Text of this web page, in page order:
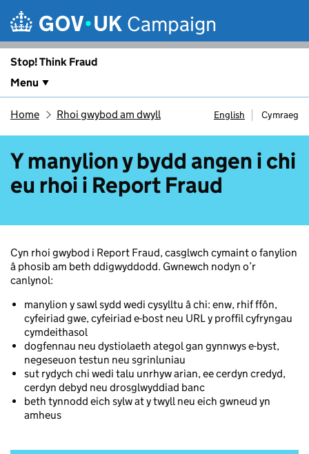
Campaign
Stop! Think Fraud
Menu
Home Rhoi gwybod am dwyll English Cymraeg
Y manylion y bydd angen i chi
eu rhoi i Report Fraud
Cyn rhoi gwybod i Report Fraud, casglwch cymaint o fanylion
â phosib am beth ddigwyddodd. Gwnewch nodyn o’r
canlynol:
manylion y sawl sydd wedi cysylltu â chi: enw, rhif ffôn,
cyfeiriad gwe, cyfeiriad e-bost neu URL y proffil cyfryngau
cymdeithasol
dogfennau neu dystiolaeth ategol gan gynnwys e-byst,
negeseuon testun neu sgrinluniau
sut rydych chi wedi talu unrhyw arian, ee cerdyn credyd,
cerdyn debyd neu drosglwyddiad banc
beth tynnodd eich sylw at y twyll neu eich gwneud yn
amheus